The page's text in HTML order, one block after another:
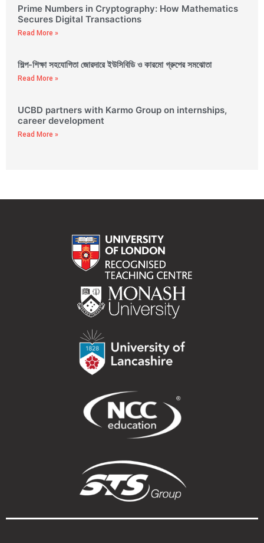
Prime Numbers in Cryptography: How Mathematics
Secures Digital Transactions
Read More »
শিল্প-শিক্ষা সহযোগিতা জোরদারে ইউসিবিডি ও কারমো গ্রুপের সমঝোতা
Read More »
UCBD partners with Karmo Group on internships,
career development
Read More »